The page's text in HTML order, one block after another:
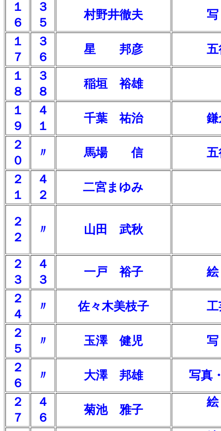
１
６
３
５
村野井徹夫
１
７
３
６
星 邦彦 五
１
８
３
８
稲垣 裕雄
１
９
４
１
千葉 祐治 鎌
２
０
〃 馬場 信 五
２
１
４
２
二宮まゆみ
２
２
〃 山田 武秋
２
３
４
３
一戸 裕子
２
４
〃 佐々木美枝子 工
２
５
〃 玉澤 健児
２
６
〃 大澤 邦雄 写真
２
７
４
６
菊池 雅子